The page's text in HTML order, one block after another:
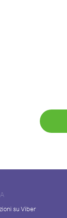
su Viber